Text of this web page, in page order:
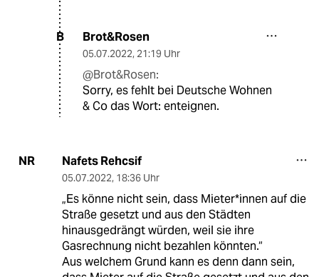
B Brot&Rosen
05.07.2022, 21:19 Uhr
@Brot&Rosen:
Sorry, es fehlt bei Deutsche Wohnen
& Co das Wort: enteignen.
NR Nafets Rehcsif
05.07.2022, 18:36 Uhr
„Es könne nicht sein, dass Mie­te­r*in­nen auf die
Straße gesetzt und aus den Städten
hinausgedrängt würden, weil sie ihre
Gasrechnung nicht bezahlen könnten.“
Aus welchem Grund kann es denn dann sein,